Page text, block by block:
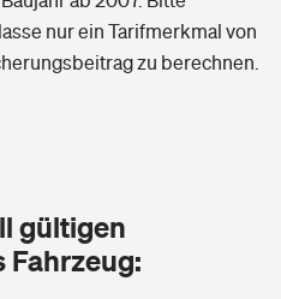
nur ein Tarifmerkmal von
zu berechnen.
gültigen
Fahrzeug: